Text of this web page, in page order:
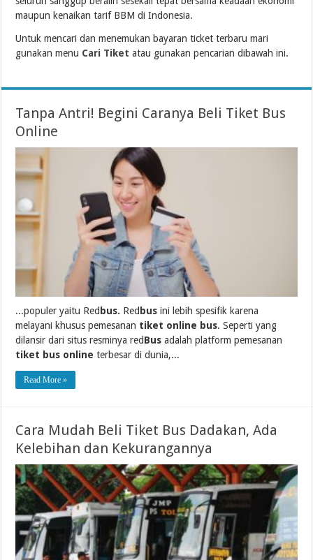
maupun kenaikan tarif BBM di Indonesia.
Untuk mencari dan menemukan bayaran ticket terbaru mari
gunakan menu Cari Tiket atau gunakan pencarian dibawah ini.
Tanpa Antri! Begini Caranya Beli Tiket Bus
Online
...populer yaitu Red bus. Red bus ini lebih spesifik karena
melayani khusus pemesanan tiket online bus. Seperti yang
dilansir dari situs resminya redBus adalah platform pemesanan
tiket bus online terbesar di dunia,...
Read More »
Cara Mudah Beli Tiket Bus Dadakan, Ada
Kelebihan dan Kekurangannya